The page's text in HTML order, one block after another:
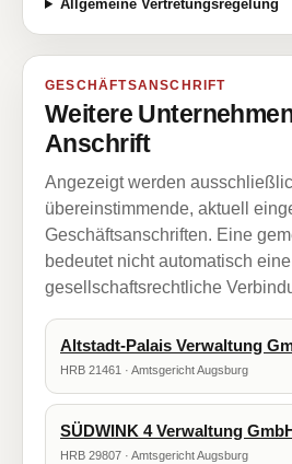
Allgemeine Vertretungsregelung
GESCHÄFTSANSCHRIFT
Weitere
Anschrift
Angezeigt werden
übereinstimmende, aktuell
Geschäftsanschriften. Eine
bedeutet nicht automatisch
gesellschaftsrechtliche
Altstadt-Palais Verwaltung
HRB 21461 · Amtsgericht Augsburg
SÜDWINK 4 Verwaltung
HRB 29807 · Amtsgericht Augsburg